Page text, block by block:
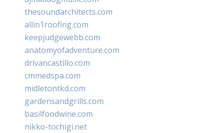
thesoundarchitects.com
allin1roofing.com
keepjudgewebb.com
anatomyofadventure.com
drivancastillo.com
cmmedspa.com
midletontkd.com
gardensandgrills.com
basilfoodwine.com
nikko-tochigi.net